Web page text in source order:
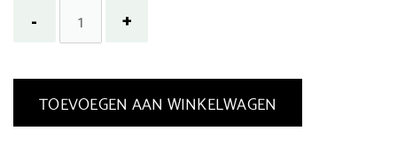
TOEVOEGEN AAN WINKELWAGEN